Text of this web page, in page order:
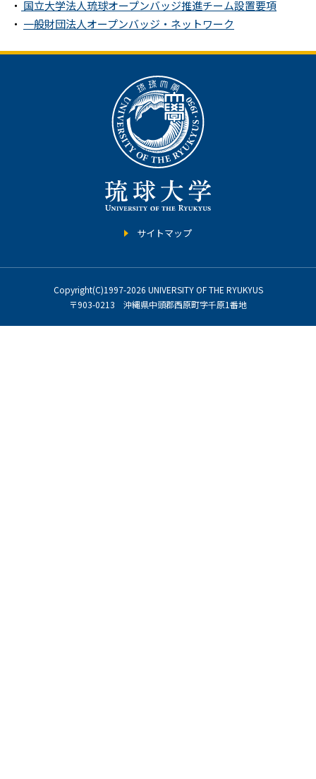
・ 国立大学法人琉球オープンバッジ推進チーム設置要項
・ 一般財団法人オープンバッジ・ネットワーク
サイトマップ
Copyright(C)1997-2026 UNIVERSITY OF THE RYUKYUS
〒903-0213 沖縄県中頭郡西原町字千原1番地